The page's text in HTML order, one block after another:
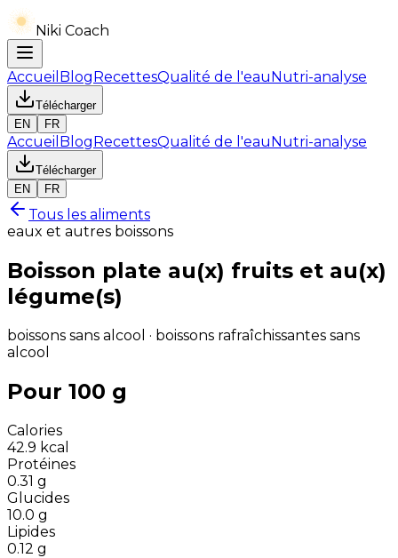
Niki Coach
Accueil BlogRecettesQualité de l'eauNutri-analyse
Télécharger
EN
FR
Accueil BlogRecettesQualité de l'eauNutri-analyse
Télécharger
EN
FR
Tous les aliments
eaux et autres boissons
Boisson plate au(x) fruits et au(x)
légume(s)
boissons sans alcool · boissons rafraîchissantes sans
alcool
Pour 100 g
Calories
42.9 kcal
Protéines
0.31 g
Glucides
10.0 g
Lipides
0.12 g